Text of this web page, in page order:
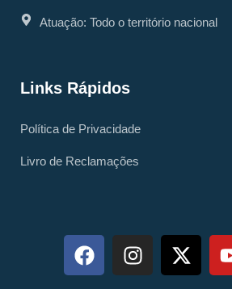
Atuação: Todo o território nacional
Links Rápidos
Política de Privacidade
Livro de Reclamações